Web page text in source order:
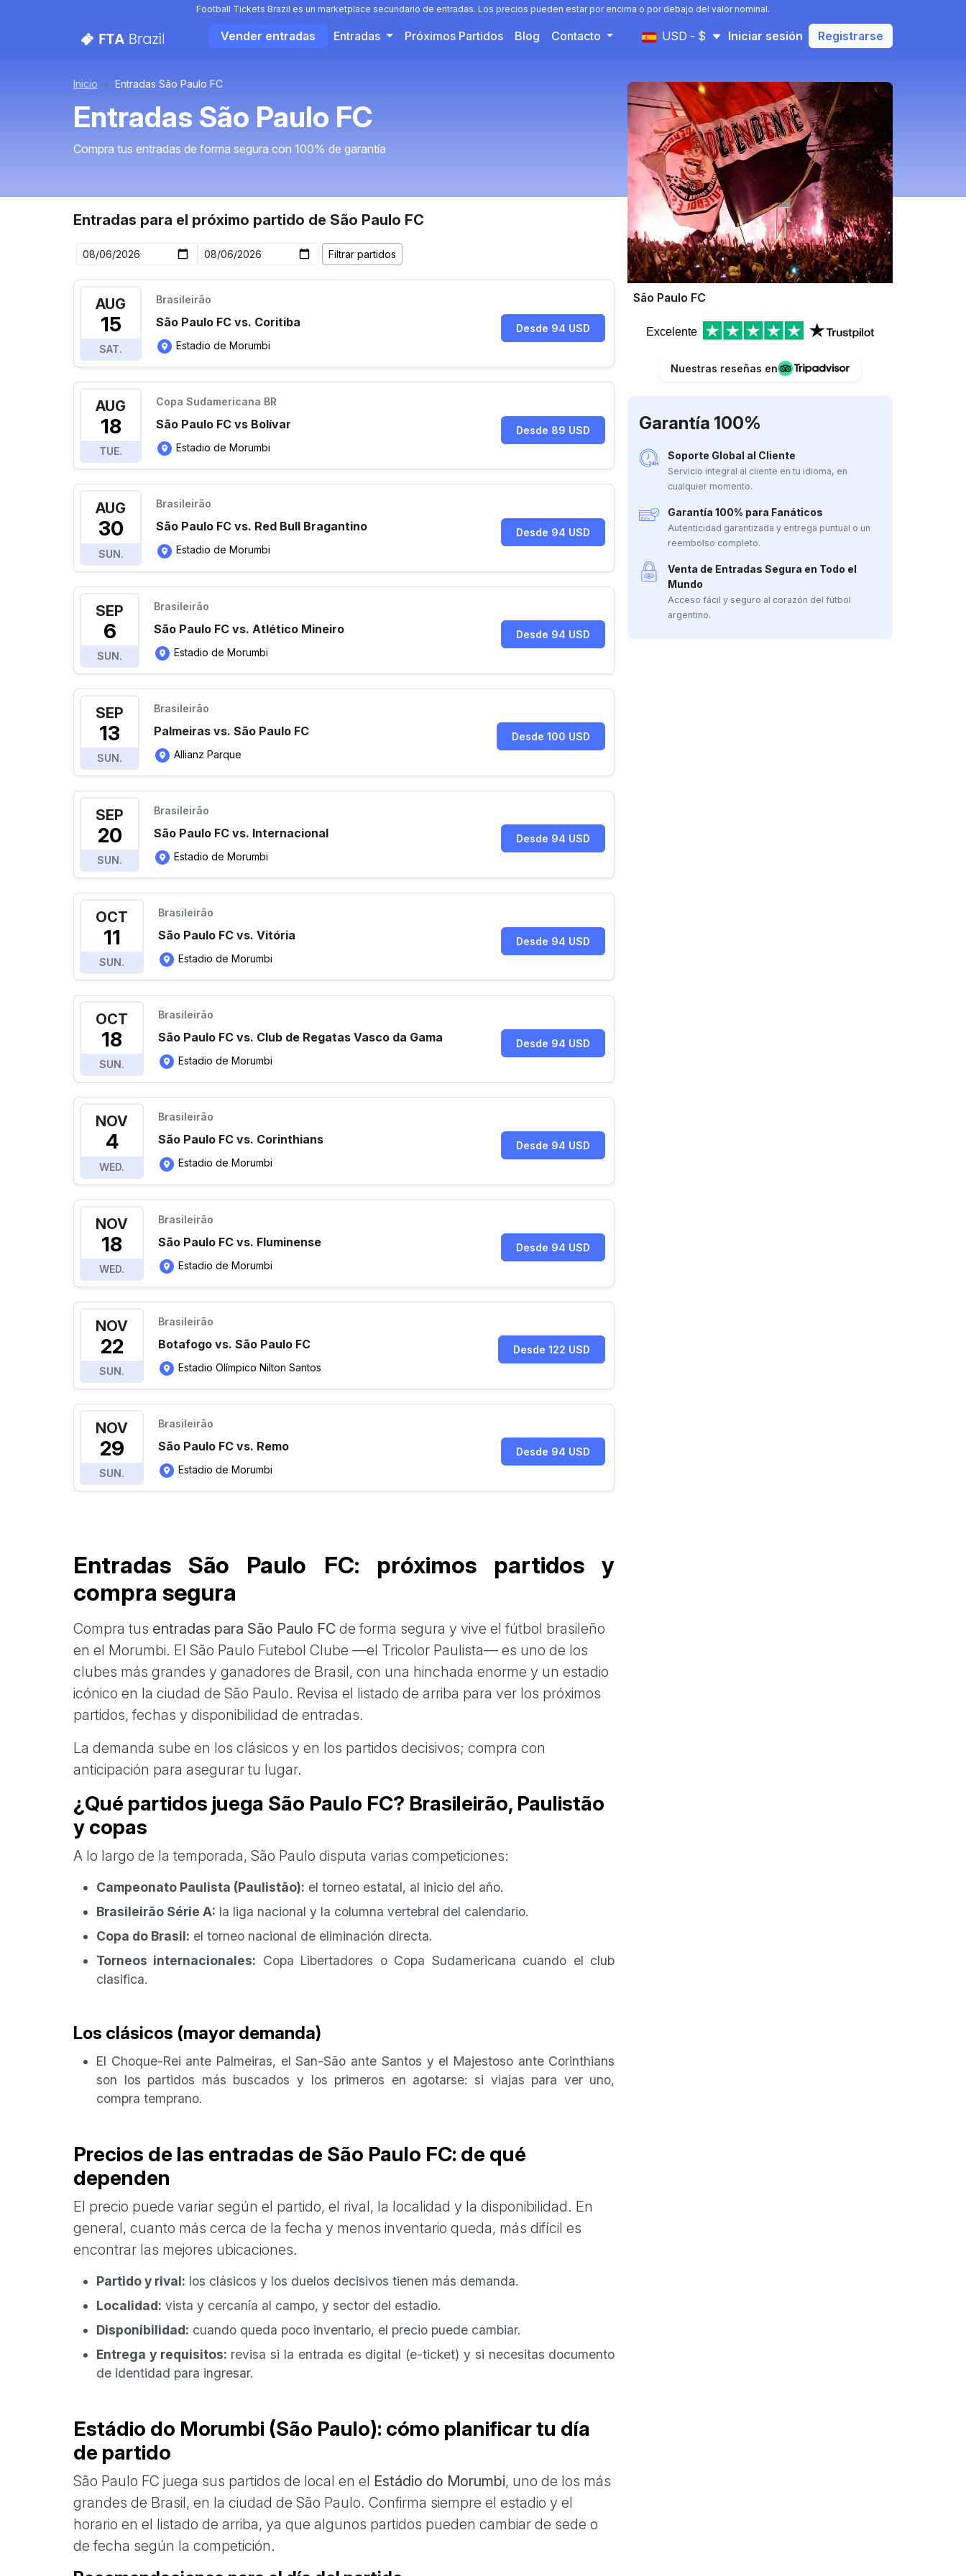
Football Tickets Brazil es un marketplace secundario de entradas. Los precios pueden estar por encima o por debajo del valor nominal.
Vender entradas Entradas Próximos Partidos Blog Contacto USD - $ Iniciar sesión Registrarse
Inicio Entradas São Paulo FC
Entradas São Paulo FC
Compra tus entradas de forma segura con 100% de garantía
São Paulo FC
Excelente
Nuestras reseñas en
Garantía 100%
Soporte Global al Cliente
Servicio integral al cliente en tu idioma, en
cualquier momento.
Garantía 100% para Fanáticos
Autenticidad garantizada y entrega puntual o un
reembolso completo.
Venta de Entradas Segura en Todo el
Mundo
Acceso fácil y seguro al corazón del fútbol
argentino.
Entradas para el próximo partido de São Paulo FC
AUG
15
SAT.
Brasileirão
São Paulo FC vs. Coritiba
Estadio de Morumbi
Desde 94 USD
AUG
18
TUE.
Copa Sudamericana BR
São Paulo FC vs Bolívar
Estadio de Morumbi
Desde 89 USD
AUG
30
SUN.
Brasileirão
São Paulo FC vs. Red Bull Bragantino
Estadio de Morumbi
Desde 94 USD
SEP
6
SUN.
Brasileirão
São Paulo FC vs. Atlético Mineiro
Estadio de Morumbi
Desde 94 USD
SEP
13
SUN.
Brasileirão
Palmeiras vs. São Paulo FC
Allianz Parque
Desde 100 USD
SEP
20
SUN.
Brasileirão
São Paulo FC vs. Internacional
Estadio de Morumbi
Desde 94 USD
OCT
11
SUN.
Brasileirão
São Paulo FC vs. Vitória
Estadio de Morumbi
Desde 94 USD
OCT
18
SUN.
Brasileirão
São Paulo FC vs. Club de Regatas Vasco da Gama
Estadio de Morumbi
Desde 94 USD
NOV
4
WED.
Brasileirão
São Paulo FC vs. Corinthians
Estadio de Morumbi
Desde 94 USD
NOV
18
WED.
Brasileirão
São Paulo FC vs. Fluminense
Estadio de Morumbi
Desde 94 USD
NOV
22
SUN.
Brasileirão
Botafogo vs. São Paulo FC
Estadio Olímpico Nilton Santos
Desde 122 USD
NOV
29
SUN.
Brasileirão
São Paulo FC vs. Remo
Estadio de Morumbi
Desde 94 USD
Entradas São Paulo FC: próximos partidos y
compra segura
Compra tus entradas para São Paulo FC de forma segura y vive el fútbol brasileño
en el Morumbi. El São Paulo Futebol Clube —el Tricolor Paulista— es uno de los
clubes más grandes y ganadores de Brasil, con una hinchada enorme y un estadio
icónico en la ciudad de São Paulo. Revisa el listado de arriba para ver los próximos
partidos, fechas y disponibilidad de entradas.
La demanda sube en los clásicos y en los partidos decisivos; compra con
anticipación para asegurar tu lugar.
¿Qué partidos juega São Paulo FC? Brasileirão, Paulistão
y copas
A lo largo de la temporada, São Paulo disputa varias competiciones:
Campeonato Paulista (Paulistão): el torneo estatal, al inicio del año.
Brasileirão Série A: la liga nacional y la columna vertebral del calendario.
Copa do Brasil: el torneo nacional de eliminación directa.
Torneos internacionales: Copa Libertadores o Copa Sudamericana cuando el club
clasifica.
Los clásicos (mayor demanda)
El Choque-Rei ante Palmeiras, el San-São ante Santos y el Majestoso ante Corinthians
son los partidos más buscados y los primeros en agotarse: si viajas para ver uno,
compra temprano.
Precios de las entradas de São Paulo FC: de qué
dependen
El precio puede variar según el partido, el rival, la localidad y la disponibilidad. En
general, cuanto más cerca de la fecha y menos inventario queda, más difícil es
encontrar las mejores ubicaciones.
Partido y rival: los clásicos y los duelos decisivos tienen más demanda.
Localidad: vista y cercanía al campo, y sector del estadio.
Disponibilidad: cuando queda poco inventario, el precio puede cambiar.
Entrega y requisitos: revisa si la entrada es digital (e-ticket) y si necesitas documento
de identidad para ingresar.
Estádio do Morumbi (São Paulo): cómo planificar tu día
de partido
São Paulo FC juega sus partidos de local en el Estádio do Morumbi, uno de los más
grandes de Brasil, en la ciudad de São Paulo. Confirma siempre el estadio y el
horario en el listado de arriba, ya que algunos partidos pueden cambiar de sede o
de fecha según la competición.